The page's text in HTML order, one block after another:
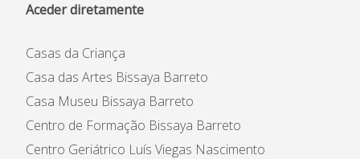
Aceder diretamente
Casas da Criança
Casa das Artes Bissaya Barreto
Casa Museu Bissaya Barreto
Centro de Formação Bissaya Barreto
Centro Geriátrico Luís Viegas Nascimento